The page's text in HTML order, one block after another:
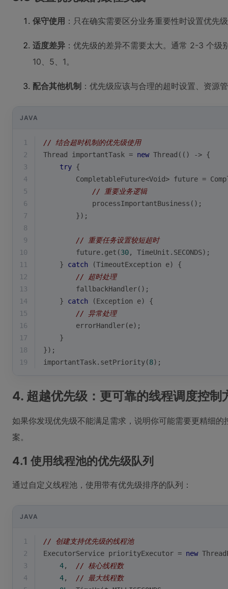
保守使用 ：只在确实需要区分业务重要性时设置优先
适度差异 ：优先级的差异不需要太大。通常 2-3 个
10、5、1。
配合其他机制 ：优先级应该与合理的超时设置、资源
JAVA
1
// 结合超时机制的优先级使用
2
Thread importantTask = new Thread(() -> {
3
try {
4
CompletableFuture<Void> future =
5
// 重要业务逻辑
6
            processImportantBusiness();
7
        });
8
9
// 重要任务设置较短超时
10
        future.get(
30, TimeUnit.SECONDS);
11
    }
catch (TimeoutException e) {
12
// 超时处理
13
        fallbackHandler();
14
    }
catch (Exception e) {
15
// 异常处理
16
        errorHandler(e);
17
    }
18
});
19
importantTask.setPriority(8);
4. 超越优先级：更可靠的线程调度控制
如果你发现优先级不能满足需求，说明你可能需要更精细
案。
4.1 使用线程池的优先级队列
通过自定义线程池，使用带有优先级排序的队列：
JAVA
1
// 创建支持优先级的线程池
2
ExecutorService priorityExecutor = new
3
4, // 核心线程数
4
4, // 最大线程数